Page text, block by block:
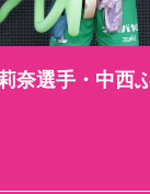
奈選手・中西